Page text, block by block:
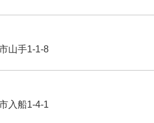
山手1-1-8
入船1-4-1